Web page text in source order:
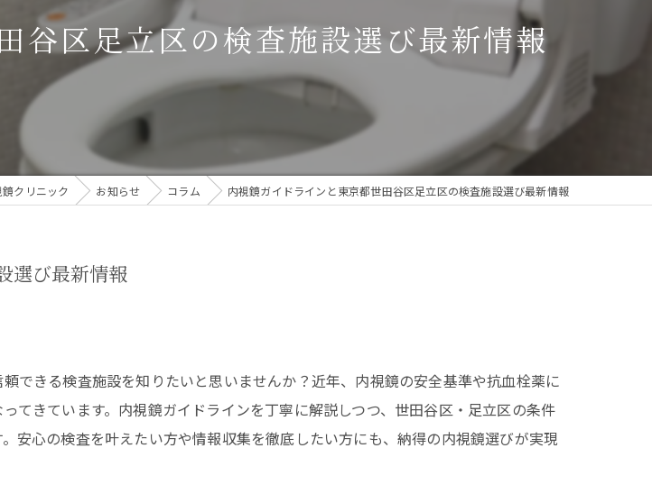
食欲不振
血便・下血
ポリープ切除
消化器内科
谷区足立区の検査施設選び最新情報
クリニック お知らせ コラム 内視鏡ガイドラインと東京都世田谷区足立区の検査施設選び最新情報
選び最新情報
できる検査施設を知りたいと思いませんか？近年、内視鏡の安全基準や抗血栓薬に
てきています。内視鏡ガイドラインを丁寧に解説しつつ、世田谷区・足立区の条件
安心の検査を叶えたい方や情報収集を徹底したい方にも、納得の内視鏡選びが実現